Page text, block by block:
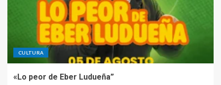
CULTURA
«Lo peor de Eber Ludueña”